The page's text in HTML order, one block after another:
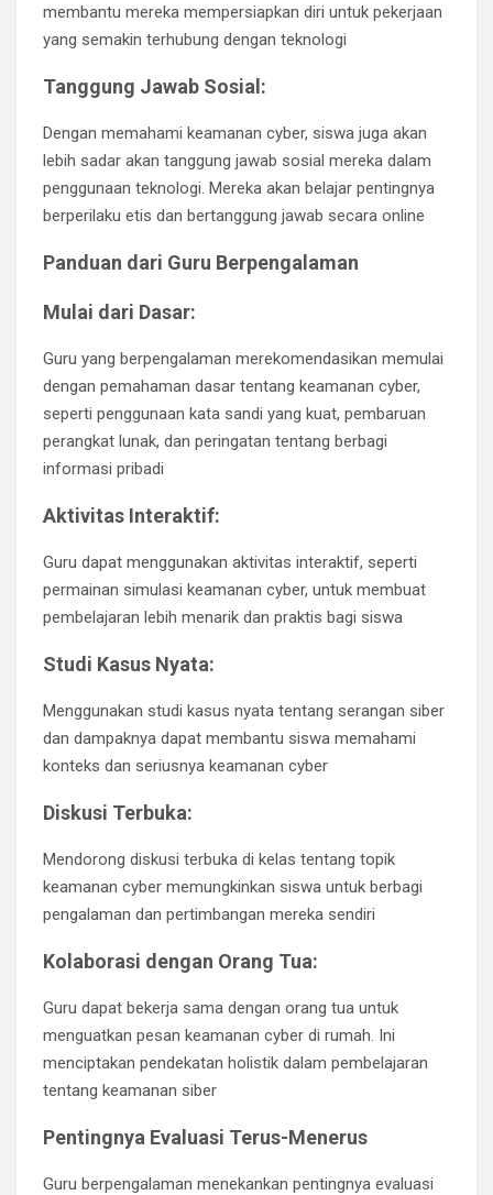
membantu mereka mempersiapkan diri untuk pekerjaan
yang semakin terhubung dengan teknologi
Tanggung Jawab Sosial:
Dengan memahami keamanan cyber, siswa juga akan
lebih sadar akan tanggung jawab sosial mereka dalam
penggunaan teknologi. Mereka akan belajar pentingnya
berperilaku etis dan bertanggung jawab secara online
Panduan dari Guru Berpengalaman
Mulai dari Dasar:
Guru yang berpengalaman merekomendasikan memulai
dengan pemahaman dasar tentang keamanan cyber,
seperti penggunaan kata sandi yang kuat, pembaruan
perangkat lunak, dan peringatan tentang berbagi
informasi pribadi
Aktivitas Interaktif:
Guru dapat menggunakan aktivitas interaktif, seperti
permainan simulasi keamanan cyber, untuk membuat
pembelajaran lebih menarik dan praktis bagi siswa
Studi Kasus Nyata:
Menggunakan studi kasus nyata tentang serangan siber
dan dampaknya dapat membantu siswa memahami
konteks dan seriusnya keamanan cyber
Diskusi Terbuka:
Mendorong diskusi terbuka di kelas tentang topik
keamanan cyber memungkinkan siswa untuk berbagi
pengalaman dan pertimbangan mereka sendiri
Kolaborasi dengan Orang Tua:
Guru dapat bekerja sama dengan orang tua untuk
menguatkan pesan keamanan cyber di rumah. Ini
menciptakan pendekatan holistik dalam pembelajaran
tentang keamanan siber
Pentingnya Evaluasi Terus-Menerus
Guru berpengalaman menekankan pentingnya evaluasi